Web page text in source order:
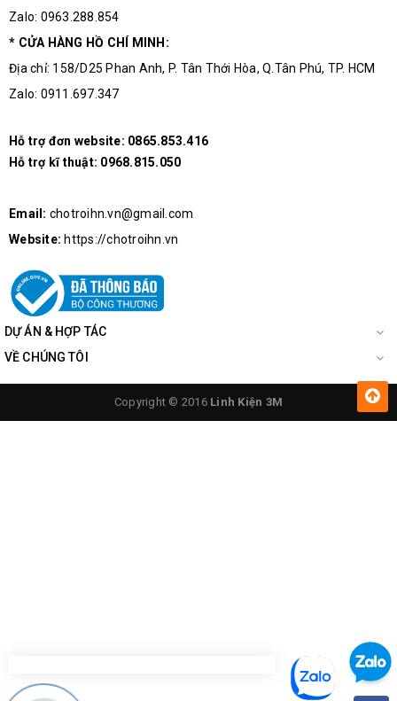
Zalo: 0963.288.854
* CỬA HÀNG HỒ CHÍ MINH:
Địa chỉ: 158/D25 Phan Anh, P. Tân Thới Hòa, Q.Tân Phú, TP. HCM
Zalo: 0911.697.347
Hỗ trợ đơn website: 0865.853.416
Hỗ trợ kĩ thuật: 0968.815.050
Email: chotroihn.vn@gmail.com
Website: https://chotroihn.vn
DỰ ÁN & HỢP TÁC
VỀ CHÚNG TÔI
Copyright © 2016 Linh Kiện 3M